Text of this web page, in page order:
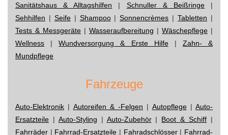
Sanitätshaus & Alltagshilfen | Schnuller & Beißringe|
Sehhilfen | Seife| Shampoo|Sonnencrèmes |Tabletten |
Tests & Messgeräte | Wasseraufbereitung | Wäschepflege |
Wellness |Wundversorgung & Erste Hilfe| Zahn- &
Mundpflege
Fahrzeuge
Auto-Elektronik | Autoreifen & -Felgen | Autopflege| Auto-
Ersatzteile | Auto-Styling | Auto-Zubehör| Boot & Schiff |
Fahrräder | Fahrrad-Ersatzteile | Fahradschlösser| Fahrrad-